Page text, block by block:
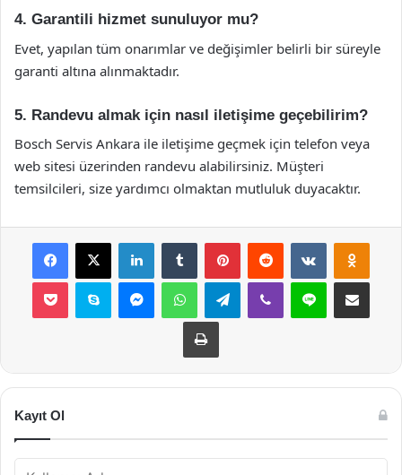
4. Garantili hizmet sunuluyor mu?
Evet, yapılan tüm onarımlar ve değişimler belirli bir süreyle
garanti altına alınmaktadır.
5. Randevu almak için nasıl iletişime geçebilirim?
Bosch Servis Ankara ile iletişime geçmek için telefon veya
web sitesi üzerinden randevu alabilirsiniz. Müşteri
temsilcileri, size yardımcı olmaktan mutluluk duyacaktır.
Facebook
X LinkedInTumblr PinterestReddit VKontakte
Pocket Skype MessengerWhatsAppTelegramViber Line E-Posta ile
Yazdır
Kayıt Ol